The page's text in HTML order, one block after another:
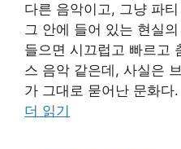
다른 음악이고, 그냥 파
그 안에 들어 있는 현실
들으면 시끄럽고 빠르고
스 음악 같은데, 사실은
가 그대로 묻어난 문화
더 읽기